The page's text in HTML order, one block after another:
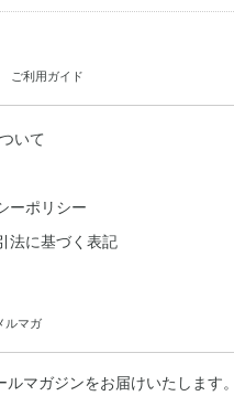
ご利用ガイド
いて
ーポリシー
法に基づく表記
ルマガ
ルマガジンをお届けいたします。